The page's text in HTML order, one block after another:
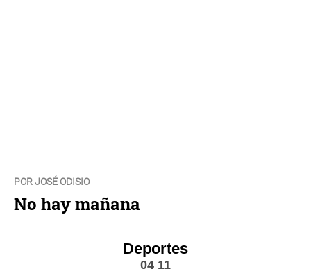
POR JOSÉ ODISIO
No hay mañana
Deportes
04 11